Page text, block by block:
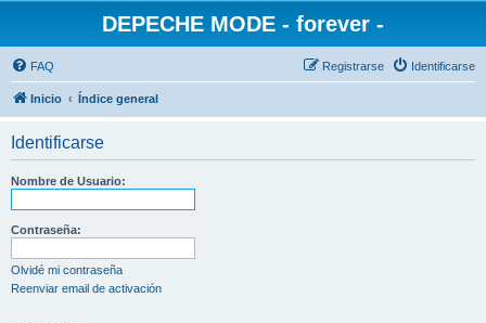
DEPECHE MODE - forever -
FAQ Identificarse
Registrarse
Inicio Índice general
Identificarse
Nombre de Usuario:
Contraseña:
Olvidé mi contraseña
Reenviar email de activación